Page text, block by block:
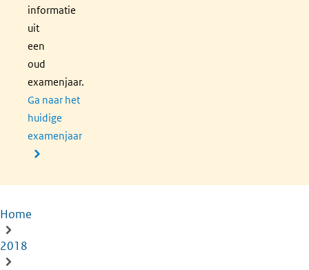
informatie
uit
een
oud
examenjaar.
Ga naar het
huidige
examenjaar
Kruimelpad
Home
2018